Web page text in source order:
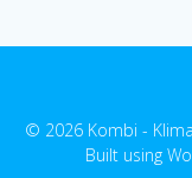
© 2026 Kombi -
Built using